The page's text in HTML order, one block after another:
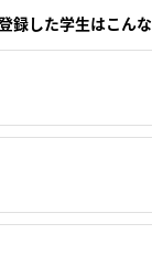
録した学生はこん